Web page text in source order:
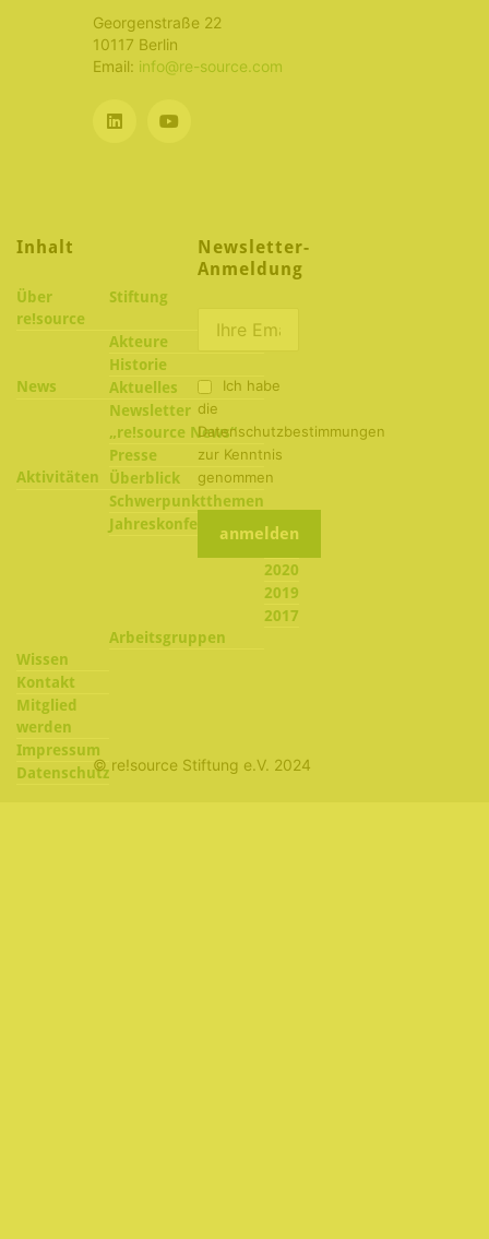
Georgenstraße 22
10117 Berlin
Email: info@re-source.com
Inhalt
Über
re!source
Stiftung
Akteure
Historie
News
Aktuelles
Newsletter
„re!source News“
Presse
Aktivitäten
Überblick
Schwerpunktthemen
Jahreskonferenzen
2022
2020
2019
2017
Arbeitsgruppen
Wissen
Kontakt
Mitglied
werden
Impressum
Datenschutz
Newsletter-
Anmeldung
Ich habe
die
Datenschutzbestimmungen
zur Kenntnis
genommen
© re!source Stiftung e.V. 2024